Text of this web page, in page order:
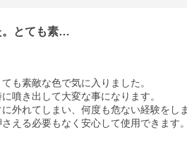
。とても素…
も素敵な色で気に入りました。
噴き出して大変な事になります。
外れてしまい、何度も危ない経験をし
える必要もなく安心して使用できます。